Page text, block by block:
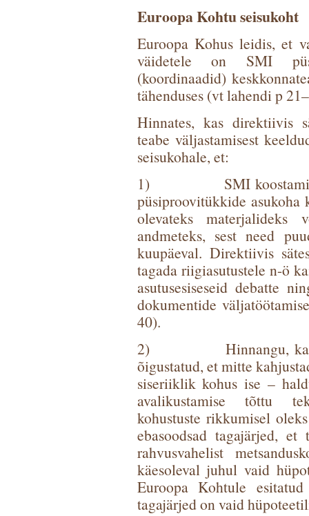
Euroopa Kohtu seisukoht
Euroopa Kohus leidis, et
väidetele on SMI
(koordinaadid)
tähenduses (vt lahendi p
Hinnates, kas direktiivis
teabe väljastamisest
seisukohale, et:
1) SMI koostamisel
püsiproovitükkide asukoha
olevateks materjalideks
andmeteks, sest need
kuupäeval. Direktiivis
tagada riigiasutustele n-ö
asutusesiseseid debatte
dokumentide
40).
2) Hinnangu, kas
õigustatud, et mitte
siseriiklik kohus ise –
avalikustamise tõttu
kohustuste rikkumisel
ebasoodsad tagajärjed,
rahvusvahelist
käesoleval juhul vaid
Euroopa Kohtule
tagajärjed on vaid